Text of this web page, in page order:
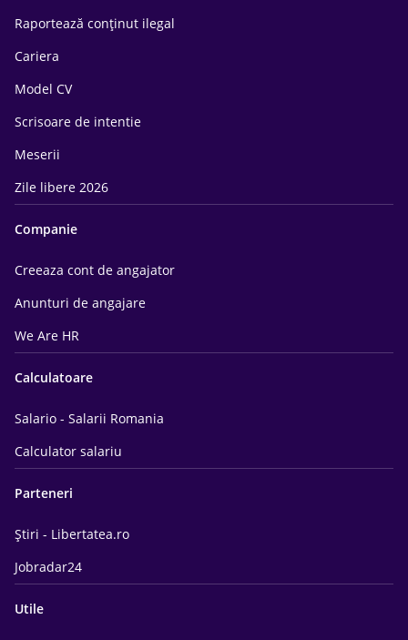
Raportează conținut ilegal
Cariera
Model CV
Scrisoare de intentie
Meserii
Zile libere 2026
Companie
Creeaza cont de angajator
Anunturi de angajare
We Are HR
Calculatoare
Salario - Salarii Romania
Calculator salariu
Parteneri
Știri - Libertatea.ro
Jobradar24
Utile